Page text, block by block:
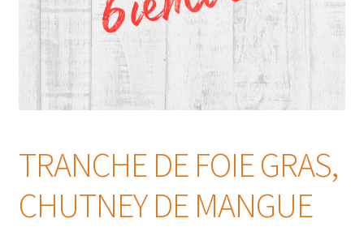
TRANCHE DE FOIE GRAS,
CHUTNEY DE MANGUE